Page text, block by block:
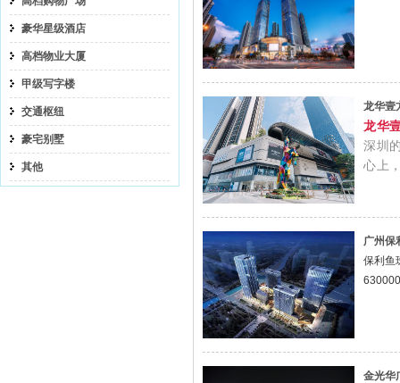
豪华星级酒店
高档物业大厦
甲级写字楼
交通枢纽
豪宅别墅
其他
龙华壹
龙华
深圳
心上
广州保
保利鱼
金光华